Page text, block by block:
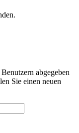
abgegeben
Sie einen neuen